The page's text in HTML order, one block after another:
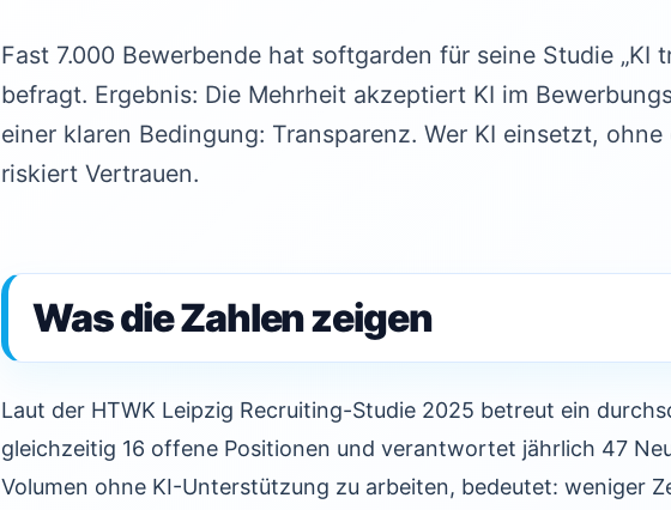
Fast 7.000 Bewerbende hat softgarden für seine Studie „KI
befragt. Ergebnis: Die Mehrheit akzeptiert KI im
einer klaren Bedingung: Transparenz. Wer KI einsetzt,
riskiert Vertrauen.
Was die Zahlen zeigen
Laut der HTWK Leipzig Recruiting-Studie 2025 betreut ein
gleichzeitig 16 offene Positionen und verantwortet jährlich 47
Volumen ohne KI-Unterstützung zu arbeiten, bedeutet: weniger